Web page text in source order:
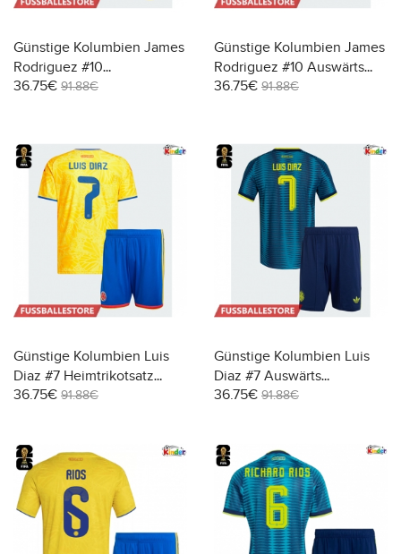
Günstige Kolumbien James
Rodriguez #10
Heimtrikotsatz Kinder WM
36.75€ 91.88€
Günstige Kolumbien James
Rodriguez #10 Auswärts
Trikotsatzt Kinder WM 2026
36.75€ 91.88€
Günstige Kolumbien Luis
Diaz #7 Heimtrikotsatz
Kinder WM 2026 Kurzarm
36.75€ 91.88€
Günstige Kolumbien Luis
Diaz #7 Auswärts
Trikotsatzt Kinder WM 2026
36.75€ 91.88€